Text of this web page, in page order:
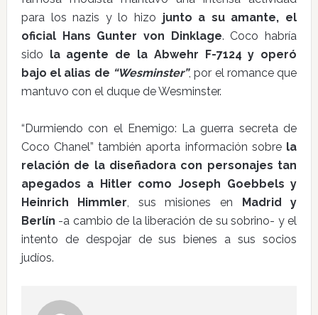
para los nazis y lo hizo junto a su amante, el
oficial Hans Gunter von Dinklage. Coco habría
sido la agente de la Abwehr F-7124 y operó
bajo el alias de “Wesminster”, por el romance que
mantuvo con el duque de Wesminster.
“Durmiendo con el Enemigo: La guerra secreta de
Coco Chanel” también aporta información sobrela
relación de la diseñadora con personajes tan
apegados a Hitler como Joseph Goebbels y
Heinrich Himmler, sus misiones en Madrid y
Berlín -a cambio de la liberación de su sobrino- y el
intento de despojar de sus bienes a sus socios
judíos.